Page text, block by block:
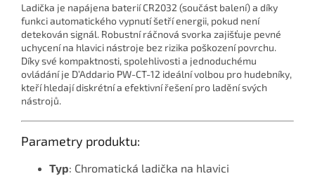
Ladička je napájena baterií CR2032 (součást balení) a díky
funkci automatického vypnutí šetří energii, pokud není
detekován signál. Robustní ráčnová svorka zajišťuje pevné
uchycení na hlavici nástroje bez rizika poškození povrchu.
Díky své kompaktnosti, spolehlivosti a jednoduchému
ovládání je D’Addario PW-CT-12 ideální volbou pro hudebníky,
kteří hledají diskrétní a efektivní řešení pro ladění svých
nástrojů.
Parametry produktu:
Typ: Chromatická ladička na hlavici